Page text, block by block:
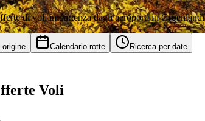
di voli in partenza dagli aeroporti in
origine Calendario rotte Ricerca per date
Voli